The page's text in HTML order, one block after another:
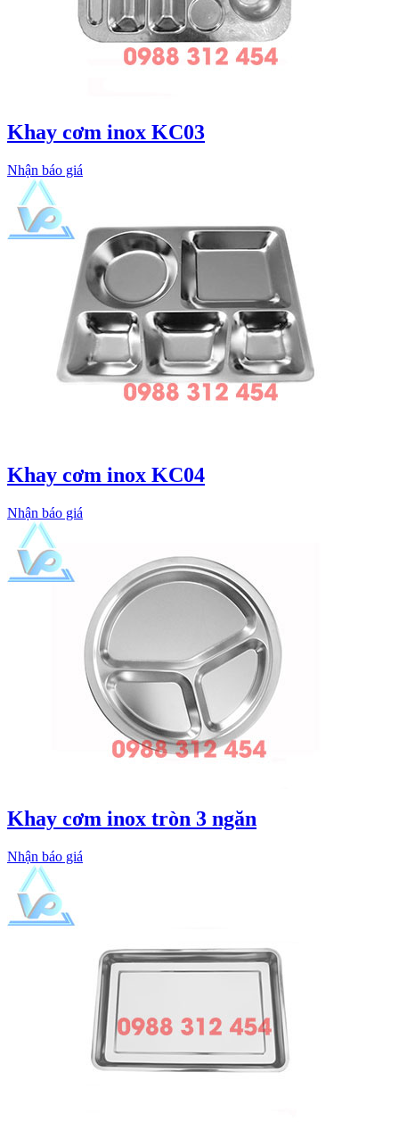
Khay cơm inox KC03
Nhận báo giá
Khay cơm inox KC04
Nhận báo giá
Khay cơm inox tròn 3 ngăn
Nhận báo giá